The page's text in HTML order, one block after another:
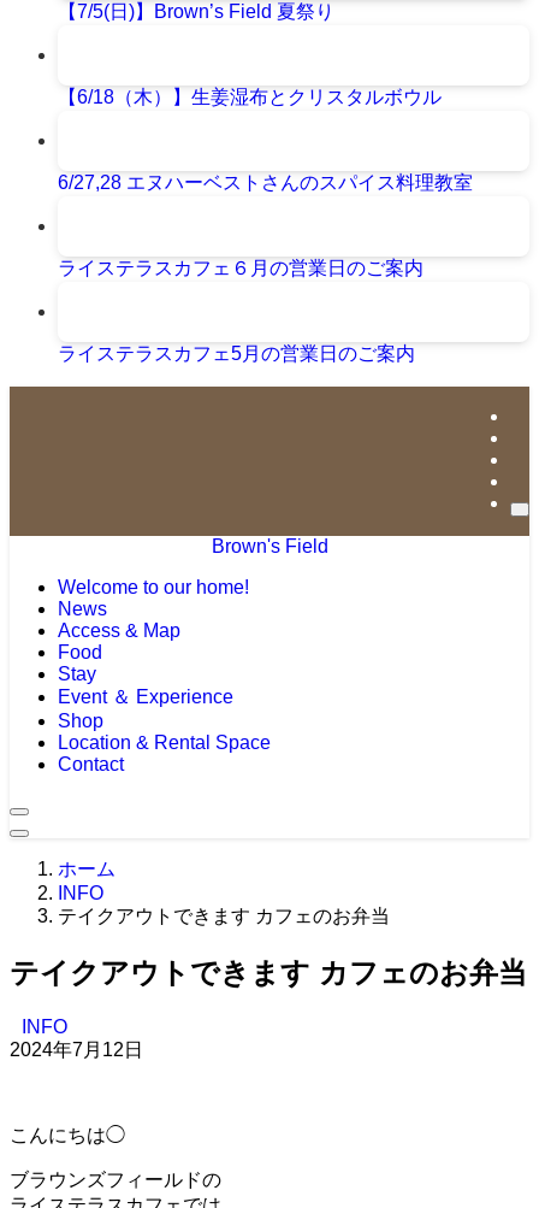
【7/5(日)】Brown’s Field 夏祭り
【6/18（木）】生姜湿布とクリスタルボウル
6/27,28 エヌハーベストさんのスパイス料理教室
ライステラスカフェ６月の営業日のご案内
ライステラスカフェ5月の営業日のご案内
Brown's Field
Welcome to our home!
News
Access & Map
Food
Stay
Event ＆ Experience
Shop
Location & Rental Space
Contact
ホーム
INFO
テイクアウトできます カフェのお弁当
テイクアウトできます カフェのお弁当
INFO
2024年7月12日
こんにちは◯
ブラウンズフィールドの